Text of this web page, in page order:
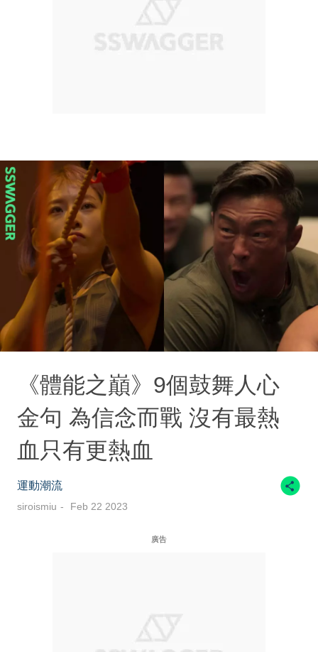
《體能之巔》9個鼓舞人心
金句 為信念而戰 沒有最熱
血只有更熱血
運動潮流
siroismiu Feb 22 2023
廣告